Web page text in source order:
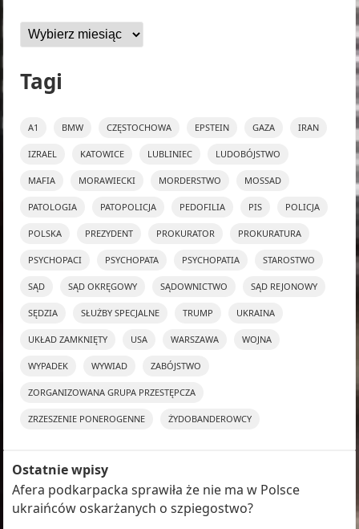
Archiwa
Tagi
A1 BMW CZĘSTOCHOWA EPSTEIN GAZA IRAN
IZRAEL KATOWICE LUBLINIEC LUDOBÓJSTWO
MAFIA MORAWIECKI MORDERSTWO MOSSAD
PATOLOGIA PATOPOLICJA PEDOFILIA PIS POLICJA
POLSKA PREZYDENT PROKURATOR PROKURATURA
PSYCHOPACI PSYCHOPATA PSYCHOPATIA STAROSTWO
SĄD SĄD OKRĘGOWY SĄDOWNICTWO SĄD REJONOWY
SĘDZIA SŁUŻBY SPECJALNE TRUMP UKRAINA
UKŁAD ZAMKNIĘTY USA WARSZAWA WOJNA
WYPADEK WYWIAD ZABÓJSTWO
ZORGANIZOWANA GRUPA PRZESTĘPCZA
ZRZESZENIE PONEROGENNE ŻYDOBANDEROWCY
Ostatnie wpisy
Afera podkarpacka sprawiła że nie ma w Polsce
ukraińców oskarżanych o szpiegostwo?